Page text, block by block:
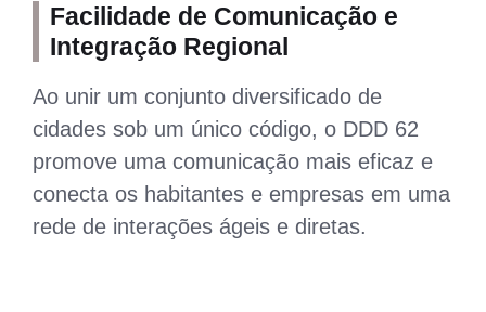
Facilidade de Comunicação e
Integração Regional
Ao unir um conjunto diversificado de
cidades sob um único código, o DDD 62
promove uma comunicação mais eficaz e
conecta os habitantes e empresas em uma
rede de interações ágeis e diretas.